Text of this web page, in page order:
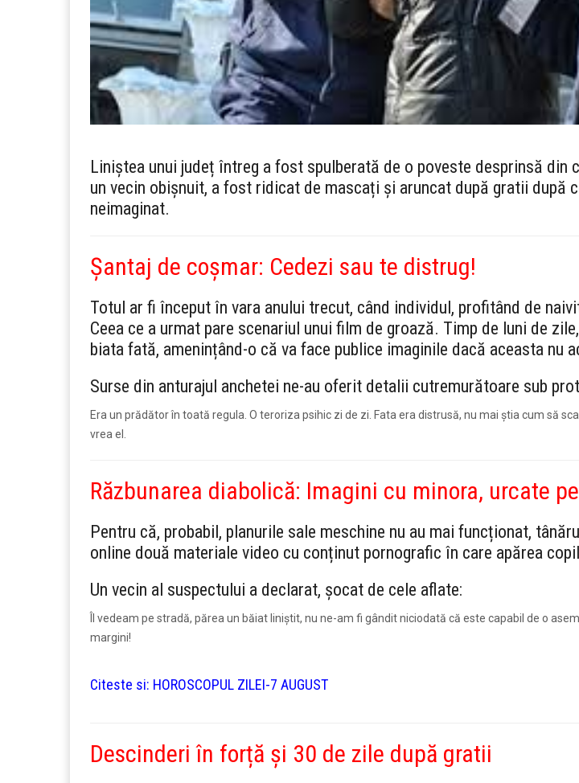
Liniștea unui județ întreg a fost spulberată de o poveste desprinsă din
un vecin obișnuit, a fost ridicat de mascați și aruncat după gratii
neimaginat.
Șantaj de coșmar: Cedezi sau te distrug!
Totul ar fi început în vara anului trecut, când individul, profitând de
Ceea ce a urmat pare scenariul unui film de groază. Timp de luni de
biata fată, amenințând-o că va face publice imaginile dacă aceasta nu
Surse din anturajul anchetei ne-au oferit detalii cutremurătoare sub
Era un prădător în toată regula. O teroriza psihic zi de zi. Fata era distrusă, nu mai știa cum să
vrea el.
Răzbunarea diabolică: Imagini cu minora, urcate
Pentru că, probabil, planurile sale meschine nu au mai funcționat,
online două materiale video cu conținut pornografic în care apărea
Un vecin al suspectului a declarat, șocat de cele aflate:
Îl vedeam pe stradă, părea un băiat liniștit, nu ne-am fi gândit niciodată că este capabil de o
margini!
Citeste si: HOROSCOPUL ZILEI-7 AUGUST
Descinderi în forță și 30 de zile după gratii